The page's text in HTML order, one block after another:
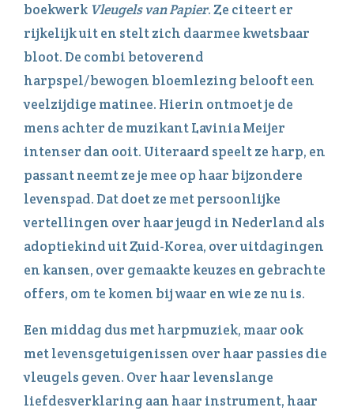
boekwerk Vleugels van Papier. Ze citeert er
rijkelijk uit en stelt zich daarmee kwetsbaar
bloot. De combi betoverend
harpspel/bewogen bloemlezing belooft een
veelzijdige matinee. Hierin ontmoet je de
mens achter de muzikant Lavinia Meijer
intenser dan ooit. Uiteraard speelt ze harp, en
passant neemt ze je mee op haar bijzondere
levenspad. Dat doet ze met persoonlijke
vertellingen over haar jeugd in Nederland als
adoptiekind uit Zuid-Korea, over uitdagingen
en kansen, over gemaakte keuzes en gebrachte
offers, om te komen bij waar en wie ze nu is.
Een middag dus met harpmuziek, maar ook
met levensgetuigenissen over haar passies die
vleugels geven. Over haar levenslange
liefdesverklaring aan haar instrument, haar